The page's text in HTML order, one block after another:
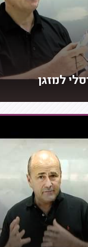
למזגן